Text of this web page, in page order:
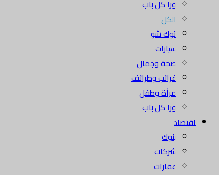
ورا كل باب
الكل
توك شو
سيارات
صحة وجمال
غرائب وطرائف
مرأة وطفل
ورا كل باب
اقتصاد
بنوك
شركات
عقارات